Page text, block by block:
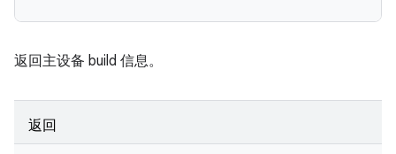
返回主设备 build 信息。
返回